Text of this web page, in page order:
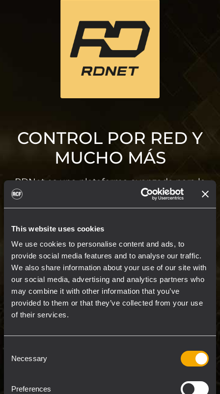
This website uses cookies
We use cookies to personalise content and ads, to
provide social media features and to analyse our traffic.
We also share information about your use of our site with
our social media, advertising and analytics partners who
may combine it with other information that you’ve
provided to them or that they’ve collected from your use
of their services.
Consent
Selection
Necessary
Preferences
CONTROL POR RED Y
MUCHO MÁS
RDNet es una plataforma avanzada para la
supervisión y el control integrados de
sistemas de sonido, desde pequeñas
grandes sistemas para estadios. Basado en
una sólida arquitectura en red, RDNet
combina control del sistema, diseño del line
array y mediciones de audio completas en un
único y potente paquete de software.
Los ingenieros y técnicos pueden administrar
grupos múltiples. La plataforma proporciona
un control DSP completo de los dispositivos
compatibles, con herramientas de